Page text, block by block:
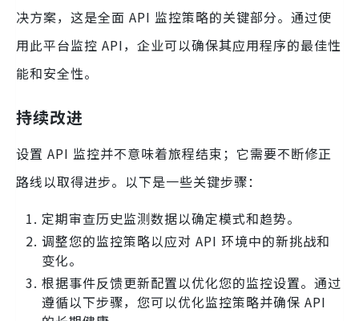
决方案，这是全面 API 监控策略的关键部分。通过使
用此平台监控 API，企业可以确保其应用程序的最佳性
能和安全性。
持续改进
设置 API 监控并不意味着旅程结束；它需要不断修正
路线以取得进步。以下是一些关键步骤：
定期审查历史监测数据以确定模式和趋势。
调整您的监控策略以应对 API 环境中的新挑战和
变化。
根据事件反馈更新配置以优化您的监控设置。通过
遵循以下步骤，您可以优化监控策略并确保 API